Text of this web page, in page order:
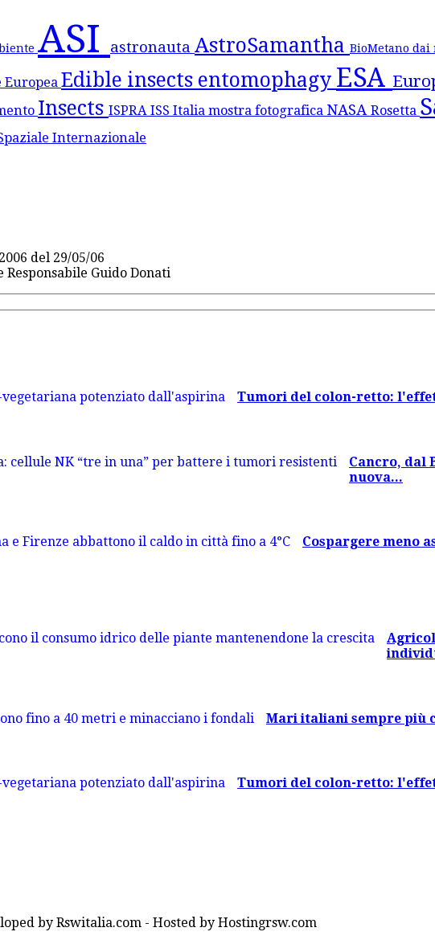
ASI astronauta AstroSamantha BioMetano
Europea Edible insects entomophagy ESA
Insects ISPRA ISS Italia mostra fotografica NASA Rosetta
Internazionale
del 29/05/06
Responsabile Guido Donati
Tumori del colon-retto:
Cancro, dal
nuova...
Cospargere meno
Mari italiani sempre più
Tumori del colon-retto:
by Rswitalia.com - Hosted by Hostingrsw.com